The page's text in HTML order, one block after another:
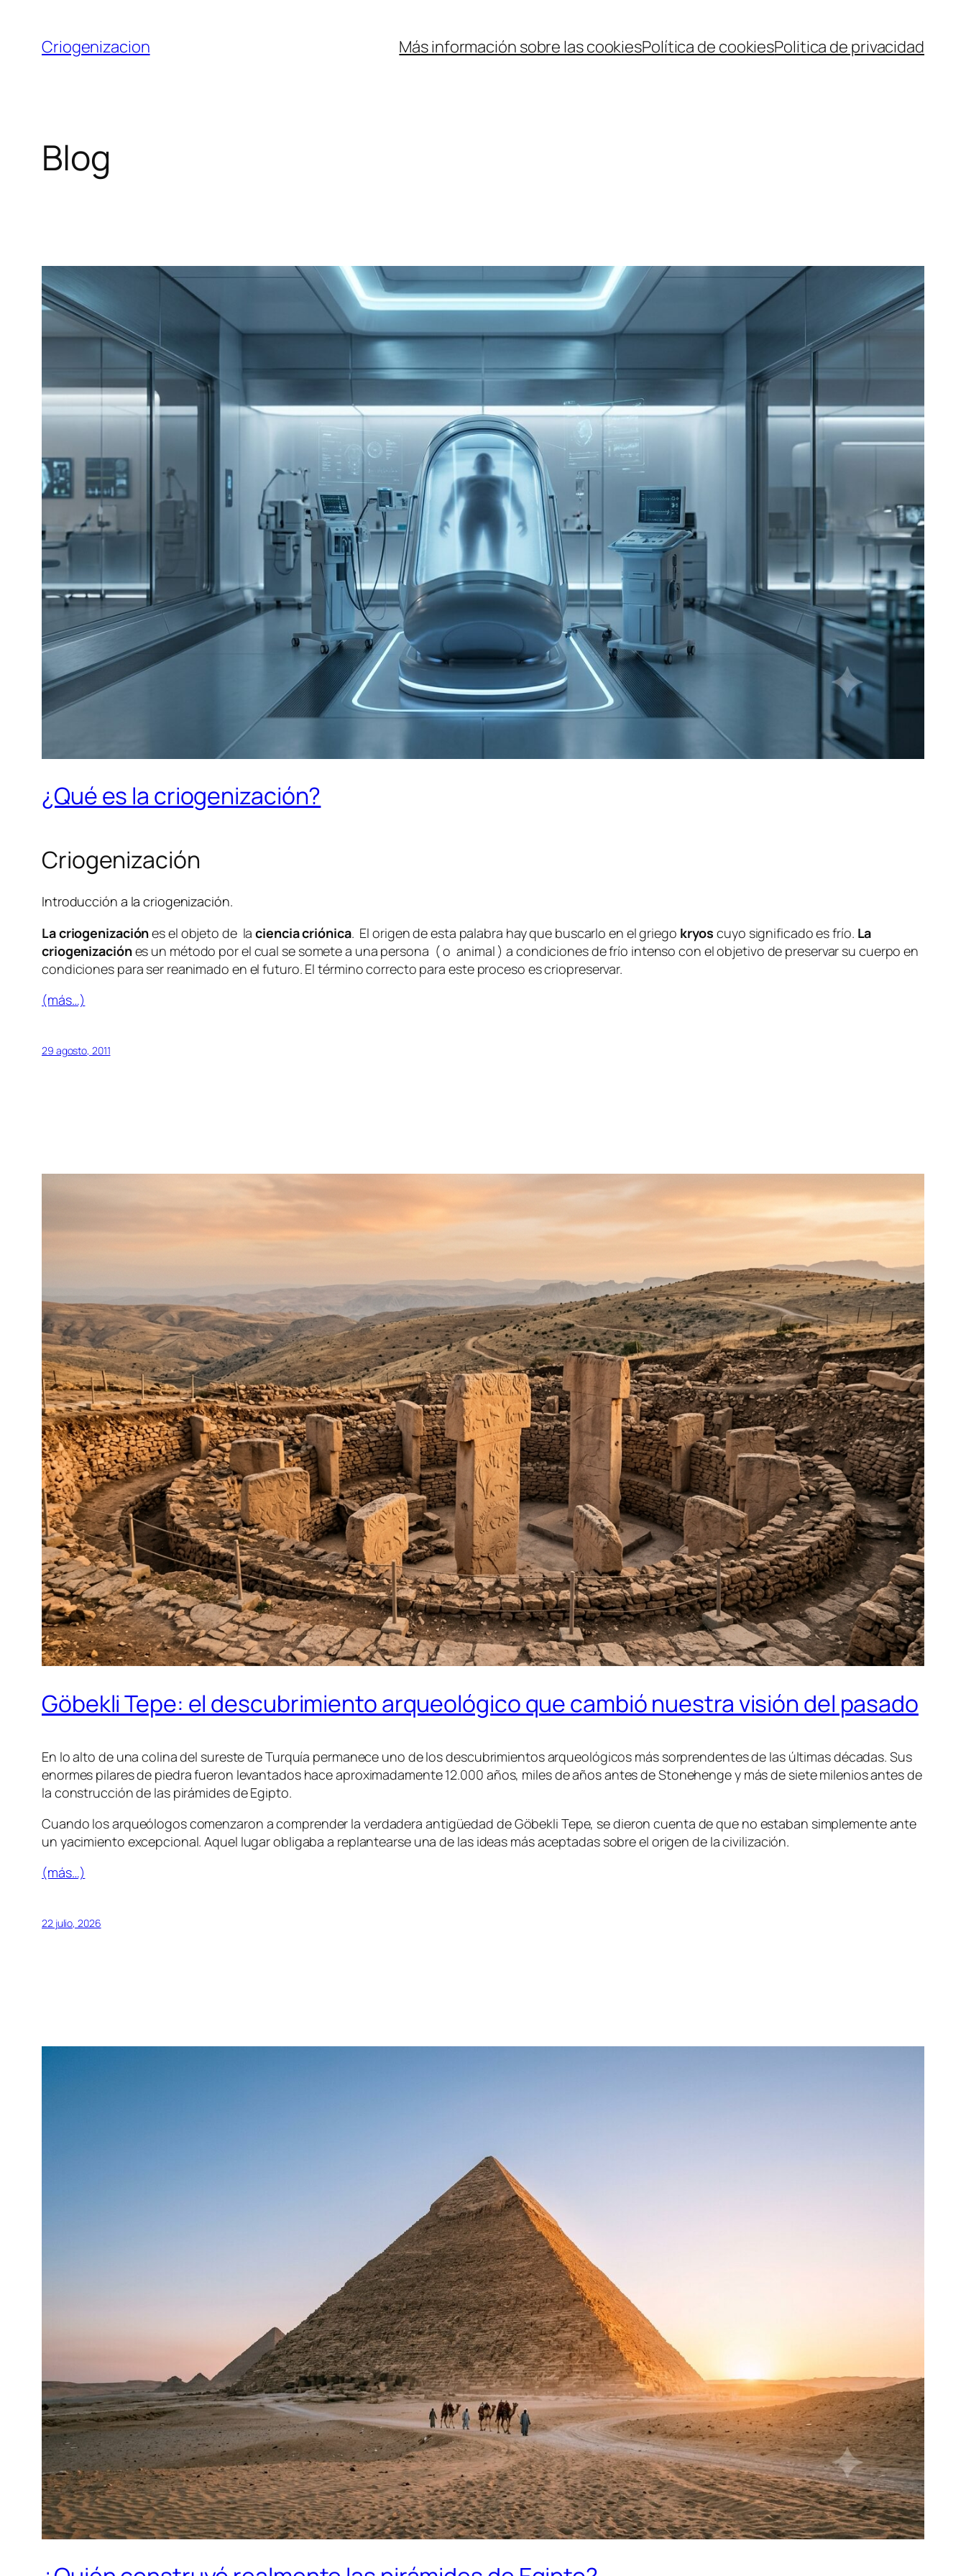
contenido
Criogenizacion Más información sobre las cookiesPolítica de cookiesPolitica de privacidad
Blog
¿Qué es la criogenización?
Criogenización
Introducción a la criogenización.
La criogenizaciónes el objeto de laciencia criónica. El origen de esta palabra hay que buscarlo en el griego kryos cuyo significado es frío. La
criogenizaciónes un método por el cual se somete a una persona ( o animal ) a condiciones de frío intenso con el objetivo de preservar su cuerpo en
condiciones para ser reanimado en el futuro. El término correcto para este proceso es criopreservar.
(más…)
29 agosto, 2011
Göbekli Tepe: el descubrimiento arqueológico que cambió nuestra visión del pasado
En lo alto de una colina del sureste de Turquía permanece uno de los descubrimientos arqueológicos más sorprendentes de las últimas décadas. Sus
enormes pilares de piedra fueron levantados hace aproximadamente 12.000 años, miles de años antes de Stonehenge y más de siete milenios antes de
la construcción de las pirámides de Egipto.
Cuando los arqueólogos comenzaron a comprender la verdadera antigüedad de Göbekli Tepe, se dieron cuenta de que no estaban simplemente ante
un yacimiento excepcional. Aquel lugar obligaba a replantearse una de las ideas más aceptadas sobre el origen de la civilización.
(más…)
22 julio, 2026